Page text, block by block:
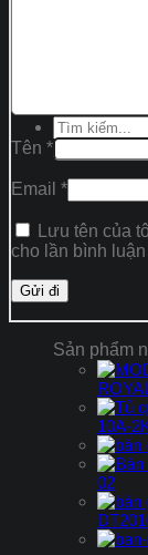
Tìm
kiếm:
Tên *
Email *
Lưu tên của
cho lần bình
Sản phẩm
10A-
02